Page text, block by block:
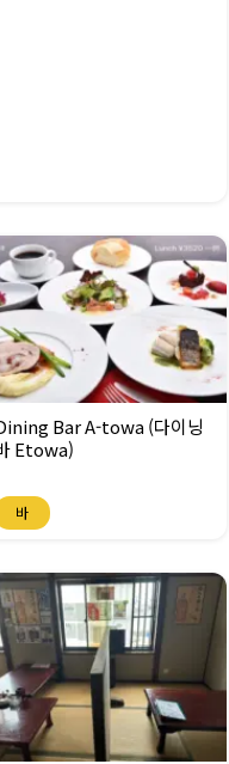
Bar A-towa (다이닝
Etowa)
바